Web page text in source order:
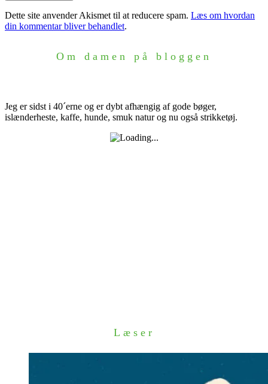
Dette site anvender Akismet til at reducere spam. Læs om hvordan
din kommentar bliver behandlet.
Om damen på bloggen
Jeg er sidst i 40´erne og er dybt afhængig af gode bøger,
islænderheste, kaffe, hunde, smuk natur og nu også strikketøj.
Læser